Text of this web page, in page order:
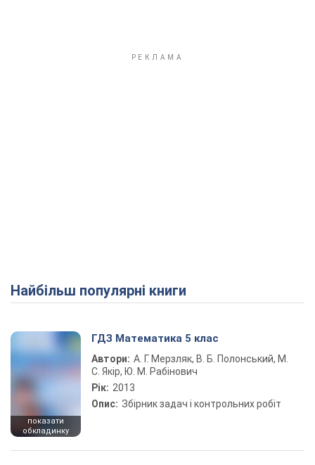
Найбільш популярні книги
показати
обкладинку
ГДЗ Математика 5 клас
Автори: А. Г. Мерзляк, В. Б. Полонський, М.
С. Якір, Ю. М. Рабінович
Рік: 2013
Опис: Збірник задач і контрольних робіт